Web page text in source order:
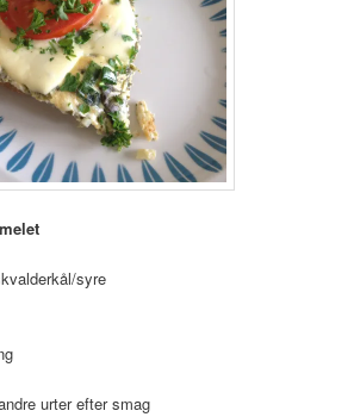
syre
urter efter smag